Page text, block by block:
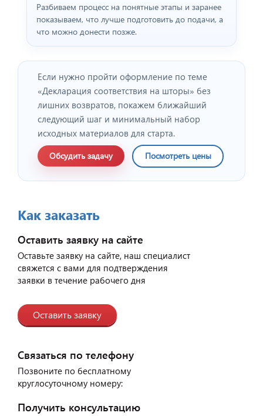
Разбиваем процесс на понятные этапы и заранее
показываем, что лучше подготовить до подачи, а
что можно донести позже.
Если нужно пройти оформление по теме
«Декларация соответствия на шторы» без
лишних возвратов, покажем ближайший
следующий шаг и минимальный набор
исходных материалов для старта.
Обсудить задачу Посмотреть цены
Как заказать
Оставить заявку на сайте
Оставьте заявку на сайте, наш специалист
свяжется с вами для подтверждения
заявки в течение рабочего дня
Оставить заявку
Связаться по телефону
Позвоните по бесплатному
круглосуточному номеру:
Получить консультацию